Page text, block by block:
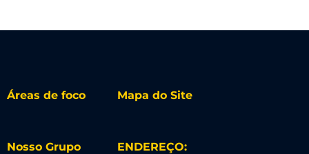
Áreas de foco Mapa do Site
Nosso Grupo ENDEREÇO: